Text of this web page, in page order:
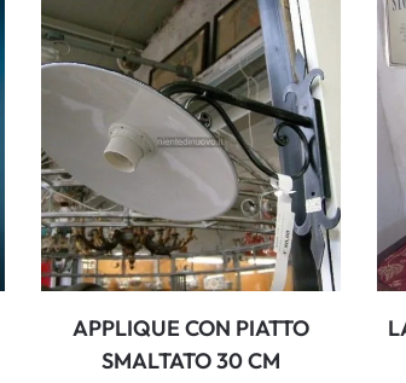
APPLIQUE CON PIATTO
SMALTATO 30 CM